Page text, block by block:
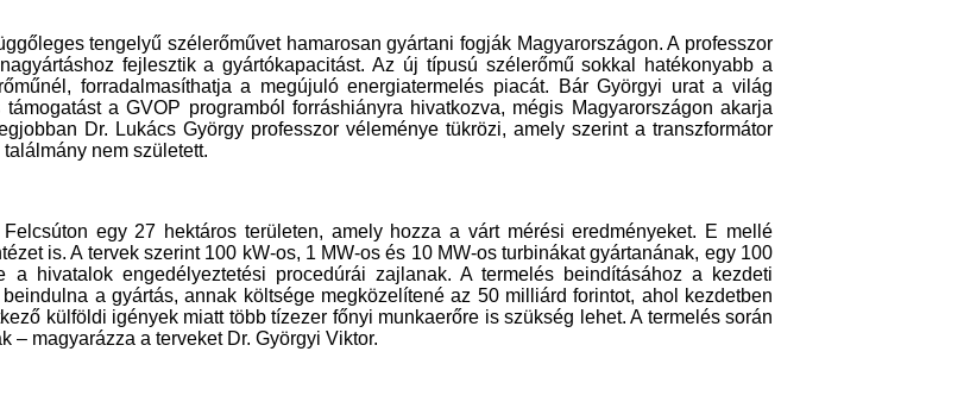
tengelyű szélerőművet hamarosan gyártani fogják Magyarországon. A professzor
fejlesztik a gyártókapacitást. Az új típusú szélerőmű sokkal hatékonyabb a
forradalmasíthatja a megújuló energiatermelés piacát. Bár Györgyi urat a világ
a GVOP programból forráshiányra hivatkozva, mégis Magyarországon akarja
Dr. Lukács György professzor véleménye tükrözi, amely szerint a transzformátor
nem született.
egy 27 hektáros területen, amely hozza a várt mérési eredményeket. E mellé
is. A tervek szerint 100 kW-os, 1 MW-os és 10 MW-os turbinákat gyártanának, egy 100
hivatalok engedélyeztetési procedúrái zajlanak. A termelés beindításához a kezdeti
a gyártás, annak költsége megközelítené az 50 milliárd forintot, ahol kezdetben
külföldi igények miatt több tízezer főnyi munkaerőre is szükség lehet. A termelés során
– magyarázza a terveket Dr. Györgyi Viktor.